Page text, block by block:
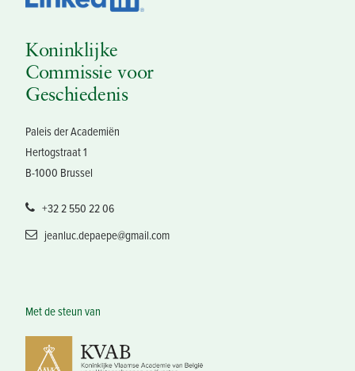
Koninklijke
Commissie voor
Geschiedenis
Paleis der Academiën
Hertogstraat 1
B-1000 Brussel
+32 2 550 22 06
jeanluc.depaepe@gmail.com
Met de steun van